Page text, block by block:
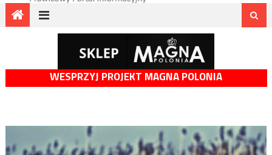
WESPRZYJ PROJEKT MAGNA POLONIA